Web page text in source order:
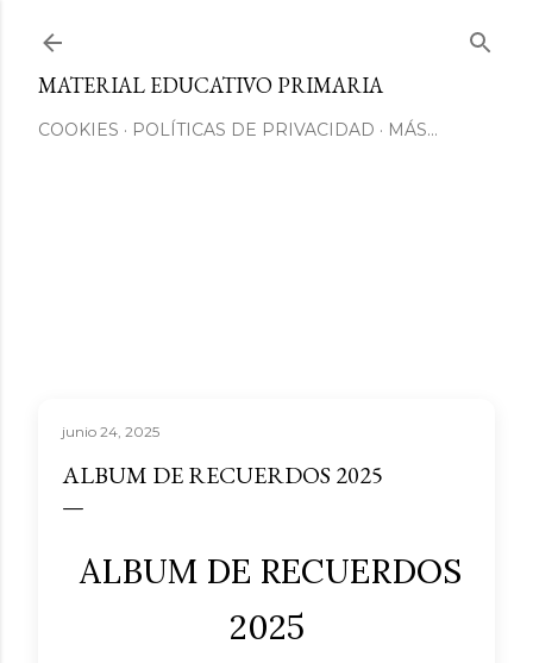
MATERIAL EDUCATIVO PRIMARIA
COOKIES POLÍTICAS DE PRIVACIDAD MÁS…
junio 24, 2025
ALBUM DE RECUERDOS 2025
ALBUM DE RECUERDOS
2025